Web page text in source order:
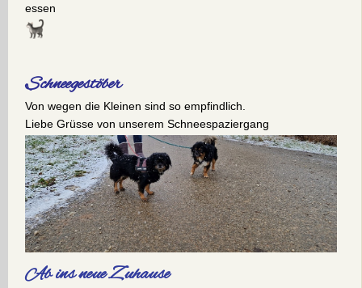
essen
Schneegestöber
Von wegen die Kleinen sind so empfindlich.
Liebe Grüsse von unserem Schneespaziergang
Ab ins neue Zuhause